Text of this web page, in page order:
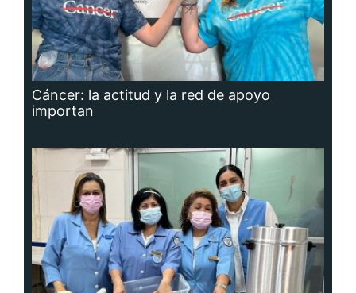
Cáncer: la actitud y la red de apoyo
importan